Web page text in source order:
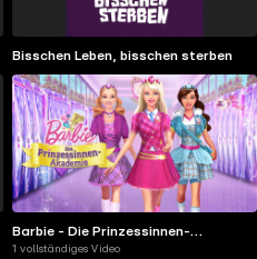
Bisschen Leben, bisschen sterben
Barbie - Die Prinzessinnen-
Akademie
1 vollständiges Video